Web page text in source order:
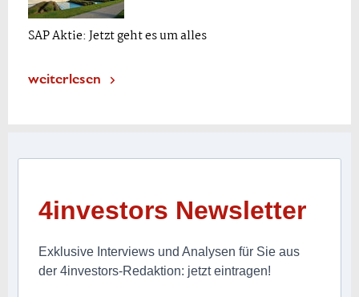
SAP Aktie: Jetzt geht es um alles
weiterlesen
4investors Newsletter
Exklusive Interviews und Analysen für Sie aus
der 4investors-Redaktion: jetzt eintragen!